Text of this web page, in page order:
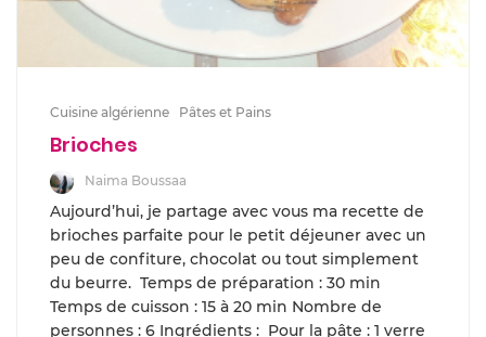
Cuisine algérienne Pâtes et Pains
Brioches
Naima Boussaa
Aujourd’hui, je partage avec vous ma recette de
brioches parfaite pour le petit déjeuner avec un
peu de confiture, chocolat ou tout simplement
du beurre. Temps de préparation : 30 min
Temps de cuisson : 15 à 20 min Nombre de
personnes : 6 Ingrédients : Pour la pâte : 1 verre